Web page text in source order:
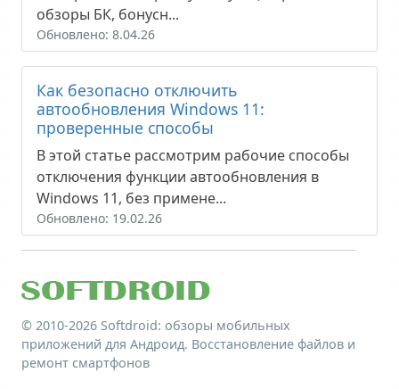
обзоры БК, бонусн...
Обновлено: 8.04.26
Как безопасно отключить
автообновления Windows 11:
проверенные способы
В этой статье рассмотрим рабочие способы
отключения функции автообновления в
Windows 11, без примене...
Обновлено: 19.02.26
© 2010-2026 Softdroid: обзоры мобильных
приложений для Андроид. Восстановление файлов и
ремонт смартфонов